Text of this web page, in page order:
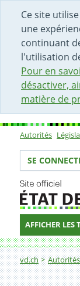
Ce site
une
continuant
l'utilisation
Pour en
désactiver,
matière de
DÉBUT DU
ACCÈS AU
PAGE
Sous-
Autorités
Votre
SE
AFFICHER LES
Fil
vd.ch Autorités